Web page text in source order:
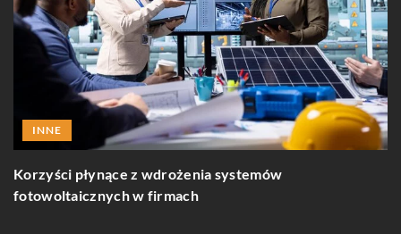
INNE
Korzyści płynące z wdrożenia systemów
fotowoltaicznych w firmach